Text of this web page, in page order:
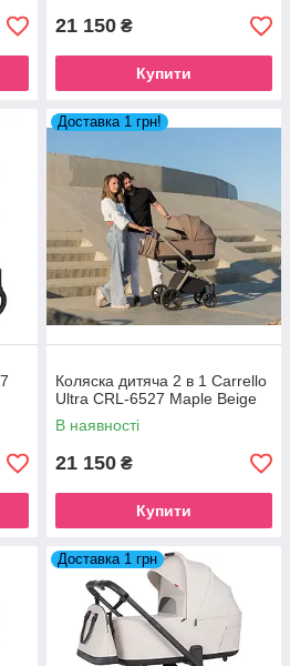
21 150 ₴
Купити
Доставка 1 грн!
Коляска дитяча 2 в 1 Carrello
Ultra CRL-6527 Maple Beige
В наявності
21 150 ₴
Купити
Доставка 1 грн